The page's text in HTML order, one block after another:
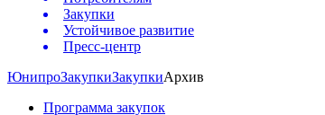
Закупки
Устойчивое развитие
Пресс-центр
ЮнипроЗакупкиЗакупкиАрхив
Программа закупок